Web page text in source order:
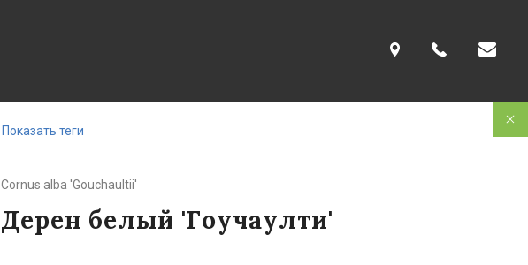
Показать теги
Cornus alba 'Gouchaultii'
Дерен белый 'Гоучаулти'